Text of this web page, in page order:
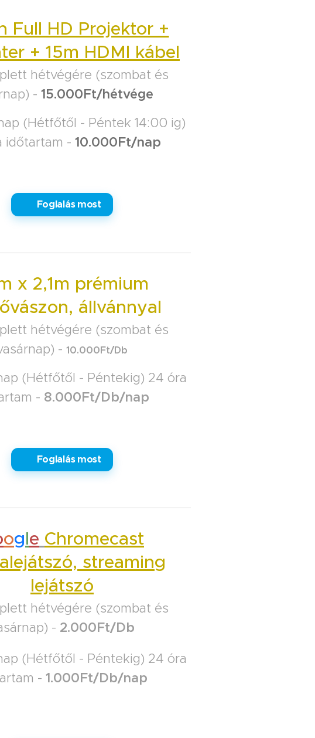
Full HD Projektor +
+ 15m HDMI kábel
hétvégére (szombat és
- 15.000Ft/hétvége
(Hétfőtől - Péntek 14:00 ig)
időtartam - 10.000Ft/nap
✅ Foglalás most
x 2,1m prémium
állvánnyal
hétvégére (szombat és
- 10.000Ft/Db
(Hétfőtől - Péntekig) 24 óra
- 8.000Ft/Db/nap
✅ Foglalás most
ogle Chromecast
streaming
lejátszó
hétvégére (szombat és
- 2.000Ft/Db
(Hétfőtől - Péntekig) 24 óra
- 1.000Ft/Db/nap